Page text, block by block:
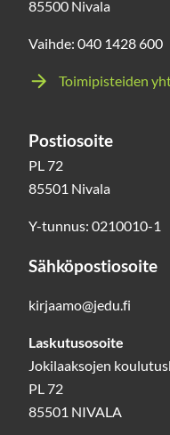
85500 Nivala
Vaihde: 040 1428 600
Toimipisteiden
Postiosoite
PL 72
85501 Nivala
Y-tunnus: 0210010-1
Sähköpostiosoite
kirjaamo@jedu.fi
Laskutusosoite
Jokilaaksojen
PL 72
85501 NIVALA